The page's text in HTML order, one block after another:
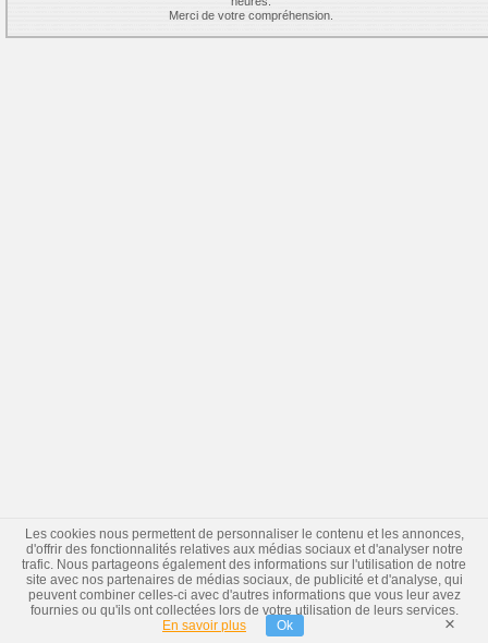
Merci de votre compréhension.
Les cookies nous permettent de personnaliser le contenu et les annonces,
d'offrir des fonctionnalités relatives aux médias sociaux et d'analyser notre
trafic. Nous partageons également des informations sur l'utilisation de notre
site avec nos partenaires de médias sociaux, de publicité et d'analyse, qui
peuvent combiner celles-ci avec d'autres informations que vous leur avez
fournies ou qu'ils ont collectées lors de votre utilisation de leurs services.
En savoir plus
Ok ×